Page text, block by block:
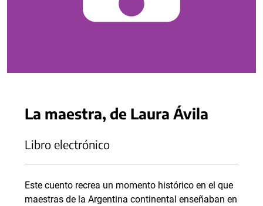
La maestra, de Laura Ávila
Libro electrónico
Este cuento recrea un momento histórico en el que
maestras de la Argentina continental enseñaban en